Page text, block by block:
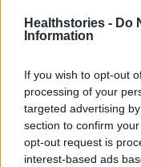
Healthstories - Do
Information
If you wish to opt-out
processing of your
targeted advertising
section to confirm
opt-out request is
interest-based ads
MyKIM
Για
καλείτε στο
+30 210